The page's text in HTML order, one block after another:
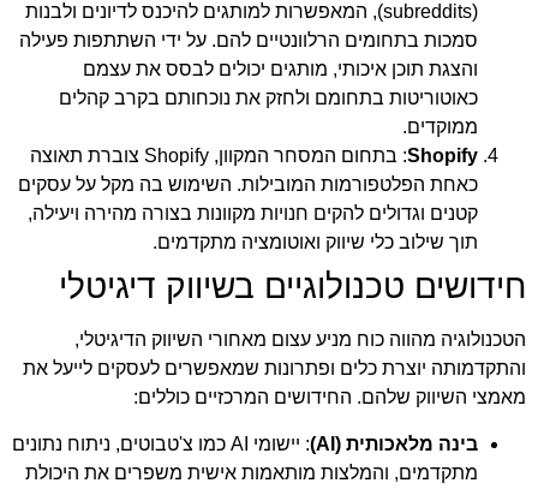
(subreddits), המאפשרות למותגים להיכנס לדיונים ולבנות
סמכות בתחומים הרלוונטיים להם. על ידי השתתפות פעילה
והצגת תוכן איכותי, מותגים יכולים לבסס את עצמם
כאוטוריטות בתחומם ולחזק את נוכחותם בקרב קהלים
ממוקדים.
Shopify
: בתחום המסחר המקוון, Shopify צוברת תאוצה
כאחת הפלטפורמות המובילות. השימוש בה מקל על עסקים
קטנים וגדולים להקים חנויות מקוונות בצורה מהירה ויעילה,
תוך שילוב כלי שיווק ואוטומציה מתקדמים.
חידושים טכנולוגיים בשיווק דיגיטלי
הטכנולוגיה מהווה כוח מניע עצום מאחורי השיווק הדיגיטלי,
והתקדמותה יוצרת כלים ופתרונות שמאפשרים לעסקים לייעל את
מאמצי השיווק שלהם. החידושים המרכזיים כוללים:
בינה מלאכותית (AI)
: יישומי AI כמו צ'טבוטים, ניתוח נתונים
מתקדמים, והמלצות מותאמות אישית משפרים את היכולת